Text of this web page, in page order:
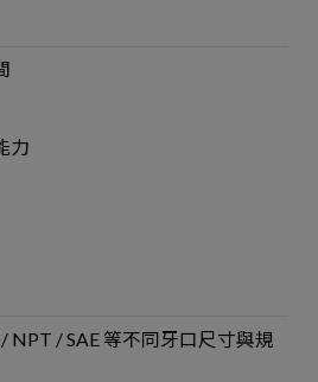
力
NPT / SAE 等不同牙口尺寸與規